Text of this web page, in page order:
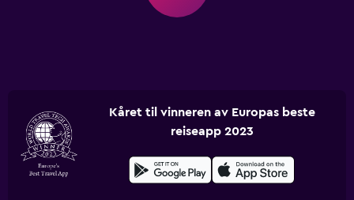
Kåret til vinneren av Europas beste
reiseapp 2023